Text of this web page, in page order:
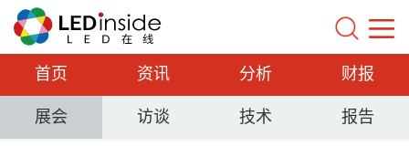
首页 资讯 分析 财报
展会 访谈 技术 报告